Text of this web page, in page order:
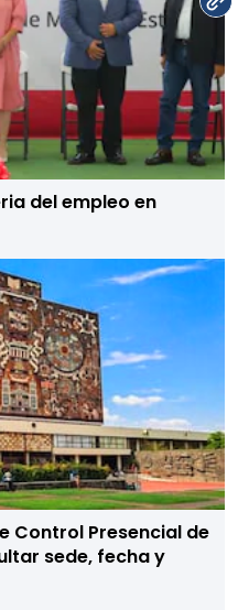
del empleo en
Control Presencial de
sede, fecha y